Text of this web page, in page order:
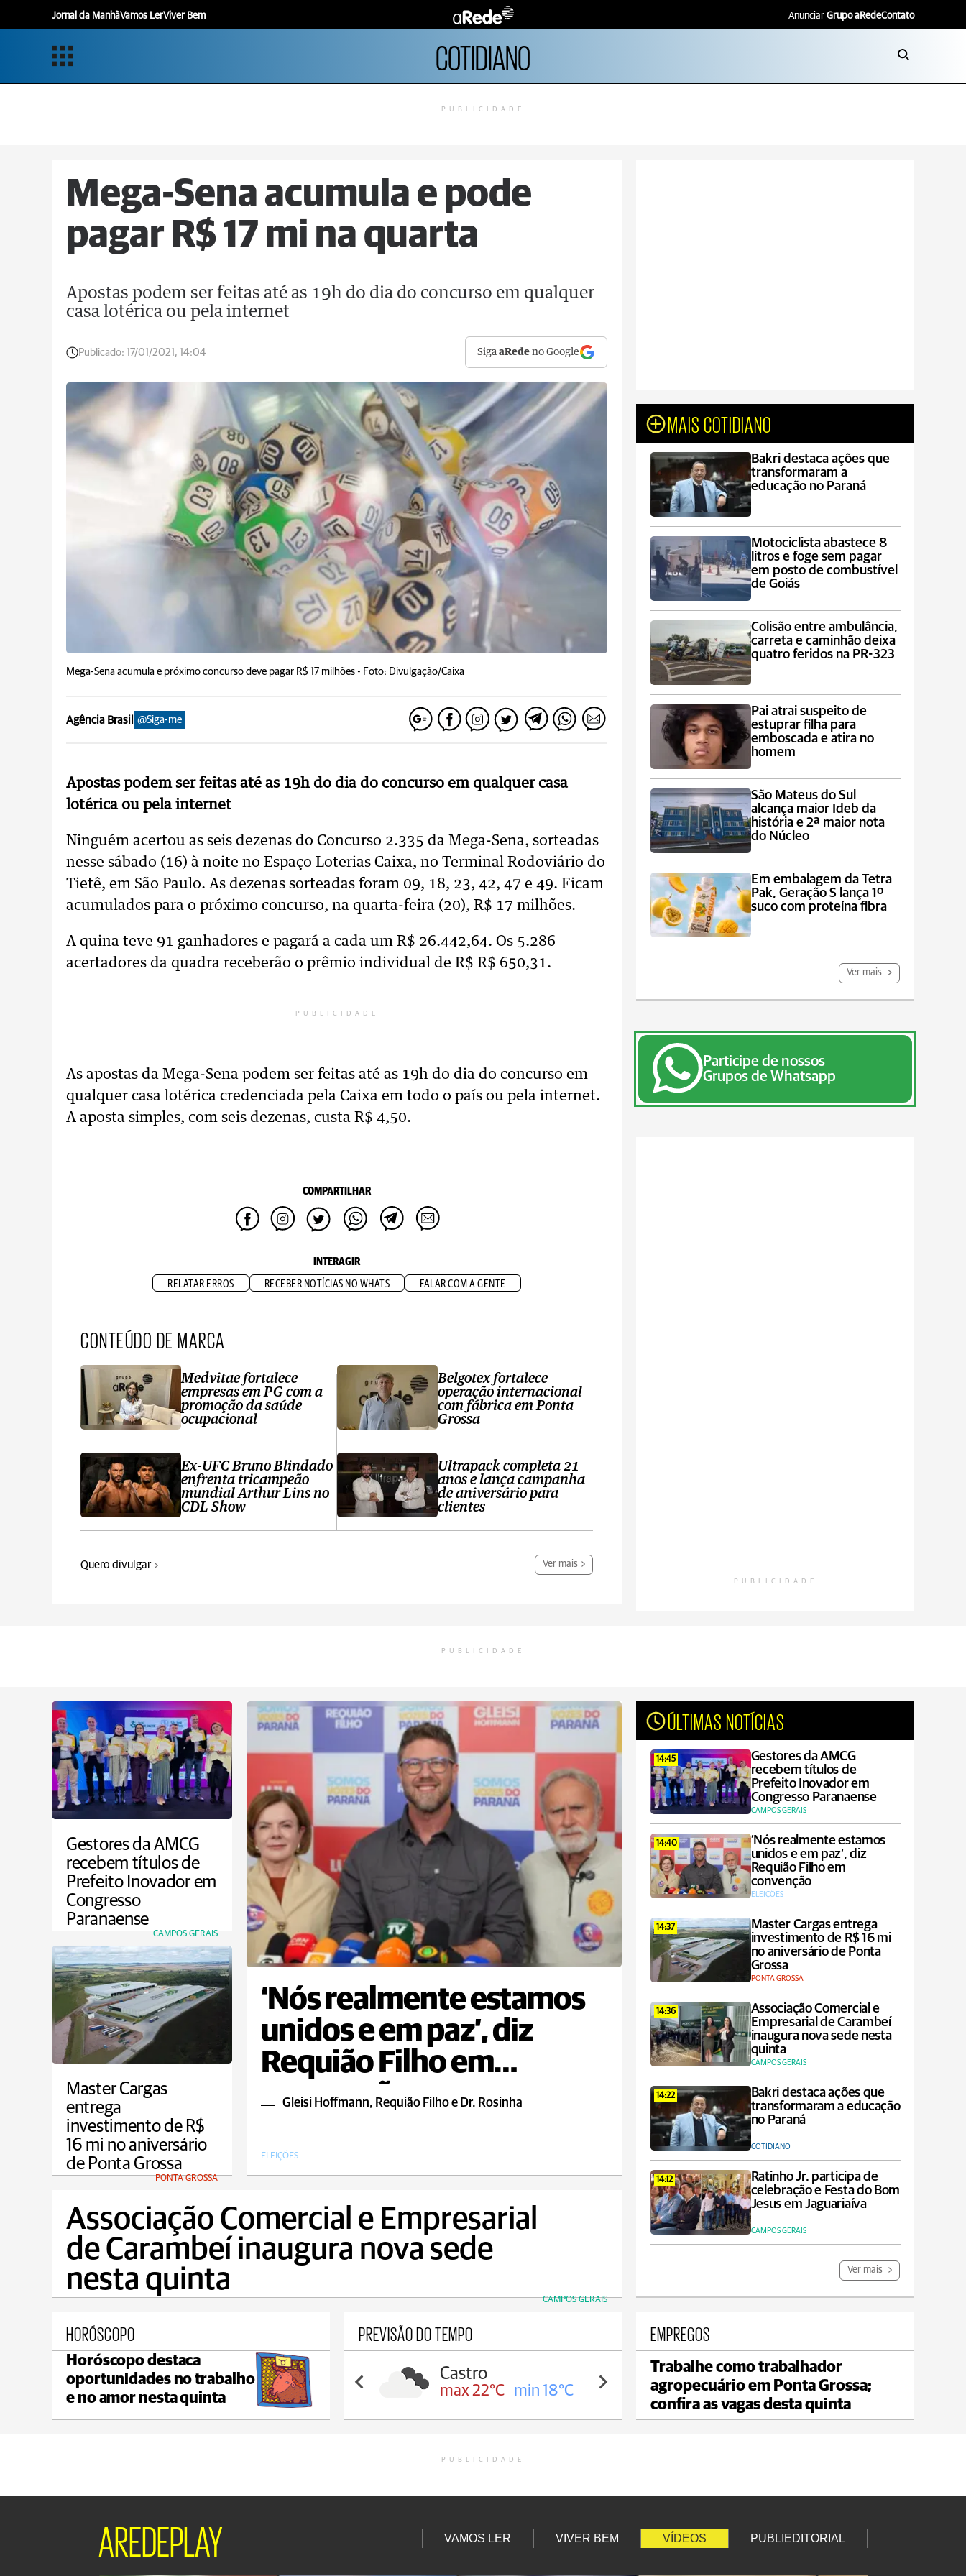
Jornal da ManhãVamos LerViver Bem Anunciar Grupo aRedeContato
COTIDIANO
PUBLICIDADE
Mega-Sena acumula e pode
pagar R$ 17 mi na quarta
Apostas podem ser feitas até as 19h do dia do concurso em qualquer
casa lotérica ou pela internet
Publicado: 17/01/2021, 14:04 SigaaRede no Google
Mega-Sena acumula e próximo concurso deve pagar R$ 17 milhões - Foto: Divulgação/Caixa
Agência Brasil @Siga-me
Apostas podem ser feitas até as 19h do dia do concurso em qualquer casa
lotérica ou pela internet
Ninguém acertou as seis dezenas do Concurso 2.335 da Mega-Sena, sorteadas
nesse sábado (16) à noite no Espaço Loterias Caixa, no Terminal Rodoviário do
Tietê, em São Paulo. As dezenas sorteadas foram 09, 18, 23, 42, 47 e 49. Ficam
acumulados para o próximo concurso, na quarta-feira (20), R$ 17 milhões.
A quina teve 91 ganhadores e pagará a cada um R$ 26.442,64. Os 5.286
acertadores da quadra receberão o prêmio individual de R$ R$ 650,31.
PUBLICIDADE
As apostas da Mega-Sena podem ser feitas até as 19h do dia do concurso em
qualquer casa lotérica credenciada pela Caixa em todo o país ou pela internet.
A aposta simples, com seis dezenas, custa R$ 4,50.
COMPARTILHAR
INTERAGIR
RELATAR ERROS RECEBER NOTÍCIAS NO WHATS FALAR COM A GENTE
CONTEÚDO DE MARCA
Medvitae fortalece
empresas em PG com a
promoção da saúde
ocupacional
Ex-UFC Bruno Blindado
enfrenta tricampeão
mundial Arthur Lins no
CDL Show
Belgotex fortalece
operação internacional
com fábrica em Ponta
Grossa
Ultrapack completa 21
anos e lança campanha
de aniversário para
clientes
Quero divulgar Ver mais
MAIS COTIDIANO
Bakri destaca ações que
transformaram a
educação no Paraná
Motociclista abastece 8
litros e foge sem pagar
em posto de combustível
de Goiás
Colisão entre ambulância,
carreta e caminhão deixa
quatro feridos na PR-323
Pai atrai suspeito de
estuprar filha para
emboscada e atira no
homem
São Mateus do Sul
alcança maior Ideb da
história e 2ª maior nota
do Núcleo
Em embalagem da Tetra
Pak, Geração S lança 1º
suco com proteína fibra
Ver mais
Participe de nossos
Grupos de Whatsapp
PUBLICIDADE
PUBLICIDADE
Gestores da AMCG
recebem títulos de
Prefeito Inovador em
Congresso
Paranaense
CAMPOS GERAIS
‘Nós realmente estamos
unidos e em paz’, diz
Requião Filho em
convenção
Gleisi Hoffmann, Requião Filho e Dr. Rosinha
ELEIÇÕES
ÚLTIMAS NOTÍCIAS
14:45
Gestores da AMCG
recebem títulos de
Prefeito Inovador em
Congresso Paranaense
CAMPOS GERAIS
14:40
‘Nós realmente estamos
unidos e em paz’, diz
Requião Filho em
convenção
ELEIÇÕES
14:37
Master Cargas entrega
investimento de R$ 16 mi
no aniversário de Ponta
Grossa
PONTA GROSSA
14:36
Associação Comercial e
Empresarial de Carambeí
inaugura nova sede nesta
quinta
CAMPOS GERAIS
14:22
Bakri destaca ações que
transformaram a educação
no Paraná
COTIDIANO
14:12
Ratinho Jr. participa de
celebração e Festa do Bom
Jesus em Jaguariaíva
CAMPOS GERAIS
Ver mais
Master Cargas
entrega
investimento de R$
16 mi no aniversário
de Ponta Grossa
PONTA GROSSA
Associação Comercial e Empresarial
de Carambeí inaugura nova sede
nesta quinta
CAMPOS GERAIS
HORÓSCOPO
Horóscopo destaca
oportunidades no trabalho
e no amor nesta quinta
PREVISÃO DO TEMPO
Castro
max 22°C min 18°C
Carambeí
max 21°C min 18°C
Jaguariaíva
max 22°C min 19°C
EMPREGOS
Trabalhe como trabalhador
agropecuário em Ponta Grossa;
confira as vagas desta quinta
PUBLICIDADE
AREDEPLAY VAMOS LER VIVER BEM VÍDEOS PUBLIEDITORIAL